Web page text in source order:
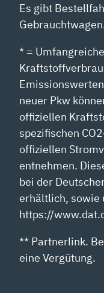
Es gibt
* =
neuer Pkw
offiziellen
spezifischen
offiziellen
entnehmen.
bei der
erhältlich, sowie
https://
** Partnerlink.
eine Vergütung.